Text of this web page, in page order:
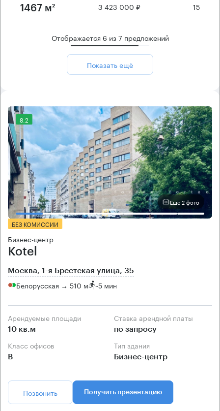
1467 м² 3 423 000 ₽ 15
Отображается 6 из7 предложений
Показать ещё
8.2
Еще 2 фото
БЕЗ КОМИССИИ
Бизнес-центр
Kotel
Москва, 1-я Брестская улица, 35
Белорусская → 510 м ~5 мин
Арендуемые площади
10 кв.м
Ставка арендной платы
по запросу
Класс офисов
B
Тип здания
Бизнес-центр
Позвонить Получить презентацию